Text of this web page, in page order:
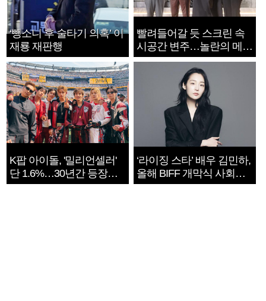
‘뺑소니 후 술타기 의혹’ 이
재룡 재판행
빨려들어갈 듯 스크린 속
시공간 변주…놀란의 메시
지는 ‘전쟁 속죄’
K팝 아이돌, '밀리언셀러'
단 1.6%…30년간 등장
1182개팀 전수조사
‘라이징 스타’ 배우 김민하,
올해 BIFF 개막식 사회자
확정